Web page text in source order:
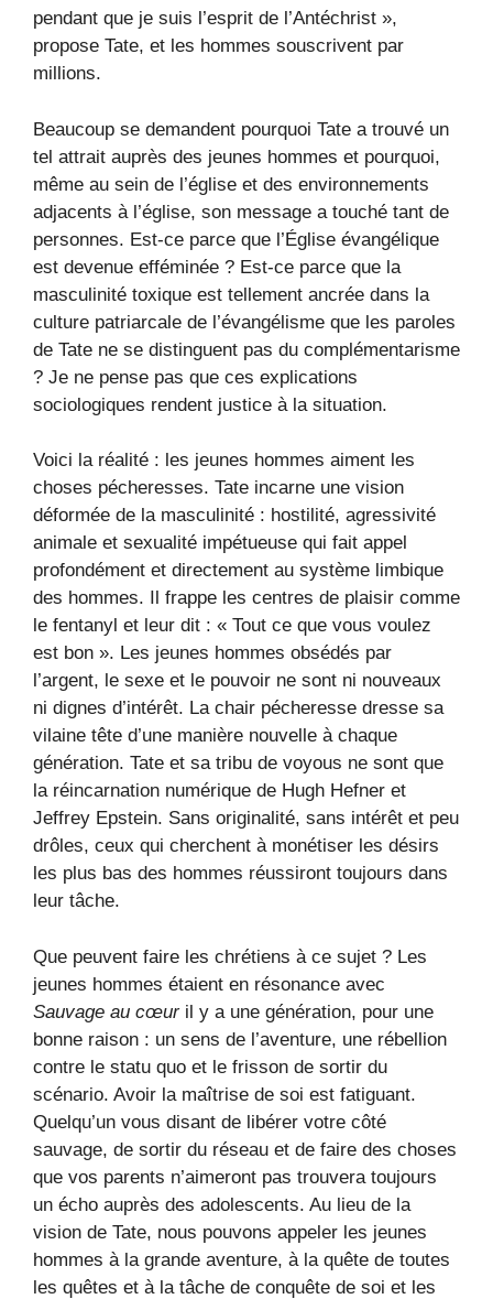
pendant que je suis l’esprit de l’Antéchrist »,
propose Tate, et les hommes souscrivent par
millions.
Beaucoup se demandent pourquoi Tate a trouvé un
tel attrait auprès des jeunes hommes et pourquoi,
même au sein de l’église et des environnements
adjacents à l’église, son message a touché tant de
personnes. Est-ce parce que l’Église évangélique
est devenue efféminée ? Est-ce parce que la
masculinité toxique est tellement ancrée dans la
culture patriarcale de l’évangélisme que les paroles
de Tate ne se distinguent pas du complémentarisme
? Je ne pense pas que ces explications
sociologiques rendent justice à la situation.
Voici la réalité : les jeunes hommes aiment les
choses pécheresses. Tate incarne une vision
déformée de la masculinité : hostilité, agressivité
animale et sexualité impétueuse qui fait appel
profondément et directement au système limbique
des hommes. Il frappe les centres de plaisir comme
le fentanyl et leur dit : « Tout ce que vous voulez
est bon ». Les jeunes hommes obsédés par
l’argent, le sexe et le pouvoir ne sont ni nouveaux
ni dignes d’intérêt. La chair pécheresse dresse sa
vilaine tête d’une manière nouvelle à chaque
génération. Tate et sa tribu de voyous ne sont que
la réincarnation numérique de Hugh Hefner et
Jeffrey Epstein. Sans originalité, sans intérêt et peu
drôles, ceux qui cherchent à monétiser les désirs
les plus bas des hommes réussiront toujours dans
leur tâche.
Que peuvent faire les chrétiens à ce sujet ? Les
jeunes hommes étaient en résonance avec
Sauvage au cœur il y a une génération, pour une
bonne raison : un sens de l’aventure, une rébellion
contre le statu quo et le frisson de sortir du
scénario. Avoir la maîtrise de soi est fatiguant.
Quelqu’un vous disant de libérer votre côté
sauvage, de sortir du réseau et de faire des choses
que vos parents n’aimeront pas trouvera toujours
un écho auprès des adolescents. Au lieu de la
vision de Tate, nous pouvons appeler les jeunes
hommes à la grande aventure, à la quête de toutes
les quêtes et à la tâche de conquête de soi et les